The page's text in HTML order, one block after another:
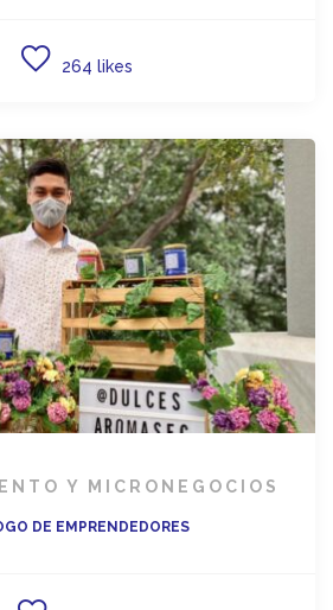
264 likes
Y MICRONEGOCIOS
DE EMPRENDEDORES